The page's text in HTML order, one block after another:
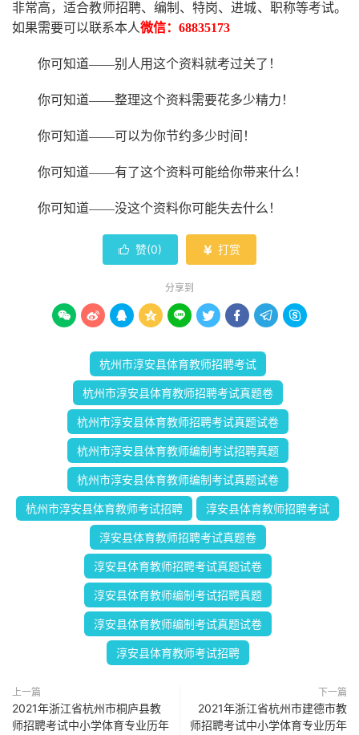
非常高，适合教师招聘、编制、特岗、进城、职称等考试。
如果需要可以联系本人微信： 68835173
你可知道——别人用这个资料就考过关了！
你可知道——整理这个资料需要花多少精力 ！
你可知道——可以为你节约多少时间！
你可知道——有了这个资料可能给你带来什么！
你可知道——没这个资料你可能失去什么 ！
 赞(0)  打赏
分享到
        
杭州市淳安县体育教师招聘考试
杭州市淳安县体育教师招聘考试真题卷
杭州市淳安县体育教师招聘考试真题试卷
杭州市淳安县体育教师编制考试招聘真题
杭州市淳安县体育教师编制考试真题试卷
杭州市淳安县体育教师考试招聘 淳安县体育教师招聘考试
淳安县体育教师招聘考试真题卷
淳安县体育教师招聘考试真题试卷
淳安县体育教师编制考试招聘真题
淳安县体育教师编制考试真题试卷
淳安县体育教师考试招聘
上一篇
2021年浙江省杭州市桐庐县教
师招聘考试中小学体育专业历年
下一篇
2021年浙江省杭州市建德市教
师招聘考试中小学体育专业历年